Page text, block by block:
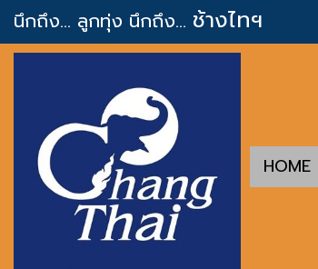
นึกถึง... ลูกทุ่ง นึกถึง... ช้างไทฯ
HOME